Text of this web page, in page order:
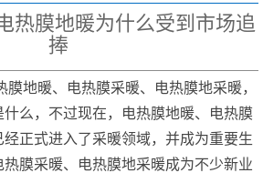
热膜地暖为什么受到市场追
捧
地暖、电热膜采暖、电热膜地采暖，
么，不过现在，电热膜地暖、电热膜
正式进入了采暖领域，并成为重要生
膜采暖、电热膜地采暖成为不少新业